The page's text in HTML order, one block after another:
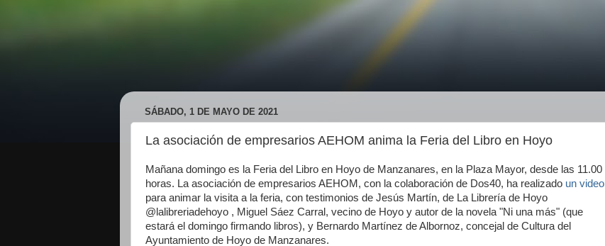
SÁBADO, 1 DE MAYO DE 2021
La asociación de empresarios AEHOM anima la Feria del Libro en Hoyo
Mañana domingo es la Feria del Libro en Hoyo de Manzanares, en la Plaza Mayor, desde las 11.00
horas. La asociación de empresarios AEHOM, con la colaboración de Dos40, ha realizado un video
para animar la visita a la feria, con testimonios de Jesús Martín, de La Librería de Hoyo
@lalibreriadehoyo , Miguel Sáez Carral, vecino de Hoyo y autor de la novela "Ni una más" (que
estará el domingo firmando libros), y Bernardo Martínez de Albornoz, concejal de Cultura del
Ayuntamiento de Hoyo de Manzanares.